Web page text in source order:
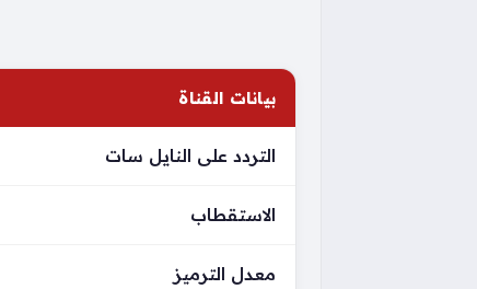
بيانات القناة
التردد على النايل سات
الاستقطاب
معدل الترميز